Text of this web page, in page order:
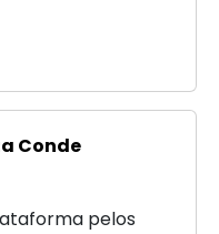
Conde
pelos